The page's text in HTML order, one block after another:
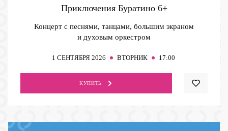
Приключения Буратино 6+
Концерт с песнями, танцами, большим экраном
и духовым оркестром
1 СЕНТЯБРЯ 2026 ВТОРНИК 17:00
КУПИТЬ